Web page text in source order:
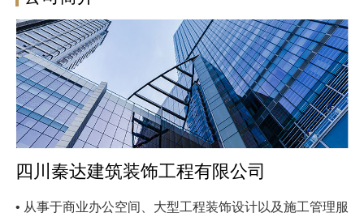
四川秦达建筑装饰工程有限公司
• 从事于商业办公空间、大型工程装饰设计以及施工管理服